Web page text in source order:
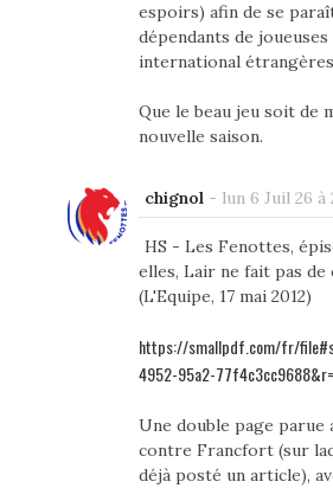
espoirs) afin de se
dépendants de
international
Que le beau jeu soit de
nouvelle saison.
chignol- lun 6 Juil 26 à
HS - Les Fenottes,
elles, Lair ne fait pas de
(L'Equipe, 17 mai 2012)
https://smallpdf.com/fr/
4952-95a2-
Une double page parue
contre Francfort (sur
déjà posté un article),